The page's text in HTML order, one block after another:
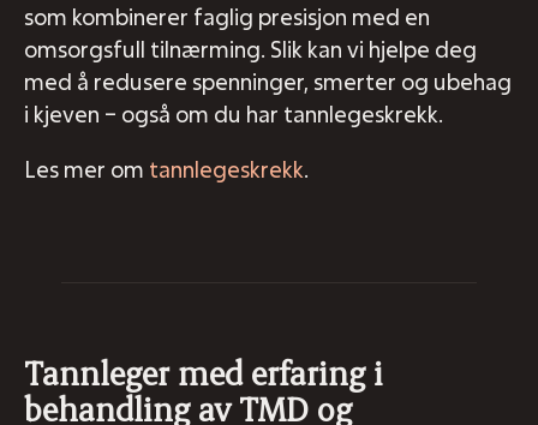
som kombinerer faglig presisjon med en
omsorgsfull tilnærming. Slik kan vi hjelpe deg
med å redusere spenninger, smerter og ubehag
i kjeven – også om du har tannlegeskrekk.
Les mer om tannlegeskrekk.
Tannleger med erfaring i
behandling av TMD og